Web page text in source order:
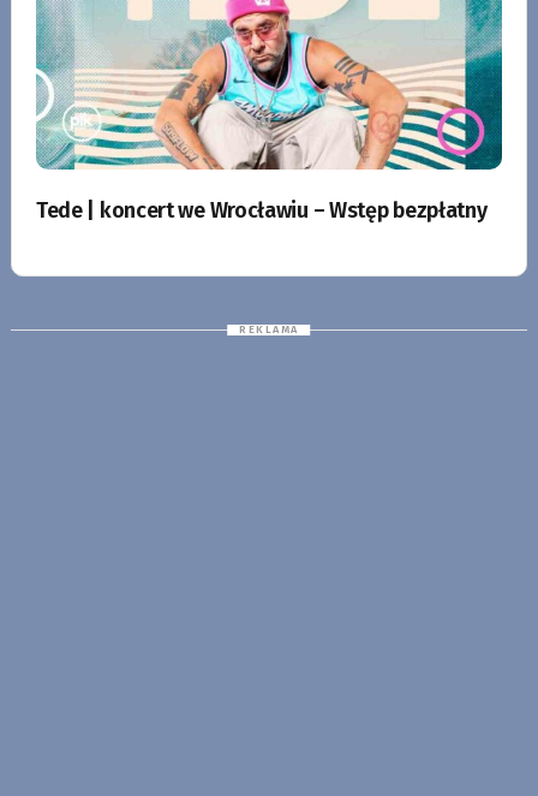
Tede | koncert we Wrocławiu – Wstęp bezpłatny